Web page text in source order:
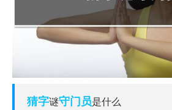
猜字谜守门员是什么